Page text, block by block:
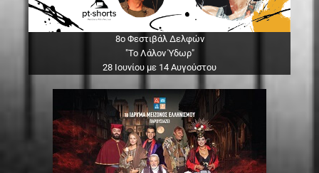
8ο Φεστιβάλ Δελφών
"Το Λάλον Ύδωρ"
28 Ιουνίου με 14 Αυγούστου